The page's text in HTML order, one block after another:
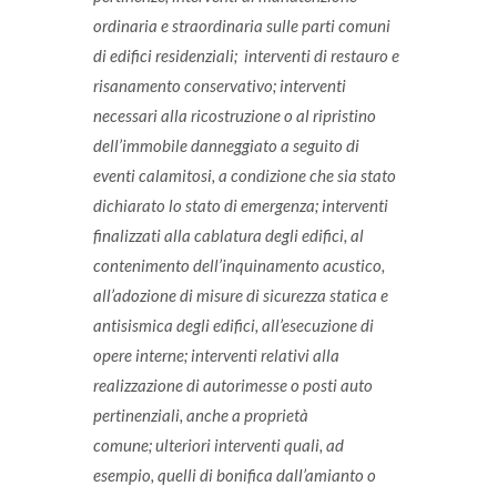
ordinaria e straordinaria sulle parti comuni
di edifici residenziali;  interventi di restauro e
risanamento conservativo; interventi
necessari alla ricostruzione o al ripristino
dell’immobile danneggiato a seguito di
eventi calamitosi, a condizione che sia stato
dichiarato lo stato di emergenza; interventi
finalizzati alla cablatura degli edifici, al
contenimento dell’inquinamento acustico,
all’adozione di misure di sicurezza statica e
antisismica degli edifici, all’esecuzione di
opere interne; interventi relativi alla
realizzazione di autorimesse o posti auto
pertinenziali, anche a proprietà
comune;ulteriori interventi quali, ad
esempio, quelli di bonifica dall’amianto o